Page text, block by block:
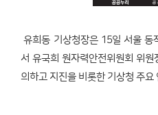
유희동 기상청장은 15일 서울 동
서 유국희 원자력안전위원회 위
의하고 지진을 비롯한 기상청 주요